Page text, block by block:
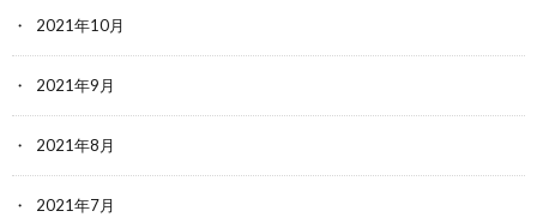
2021年10月
2021年9月
2021年8月
2021年7月